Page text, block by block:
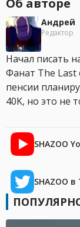
Об авторе
Андрей
Редактор
Начал писать
Фанат The Last
пенсии
40K, но это не
SHAZOO
SHAZOO